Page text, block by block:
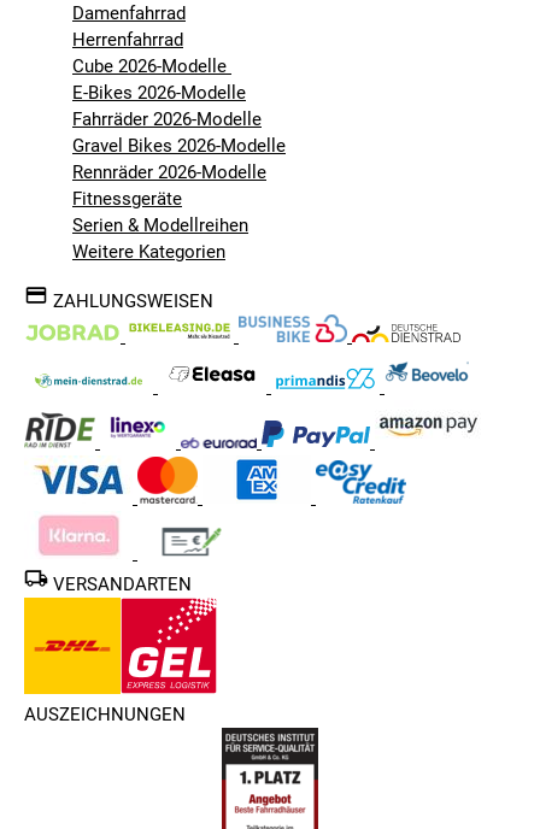
Damenfahrrad
Herrenfahrrad
Cube 2026-Modelle
E-Bikes 2026-Modelle
Fahrräder 2026-Modelle
Gravel Bikes 2026-Modelle
Rennräder 2026-Modelle
Fitnessgeräte
Serien & Modellreihen
Weitere Kategorien
ZAHLUNGSWEISEN
VERSANDARTEN
AUSZEICHNUNGEN